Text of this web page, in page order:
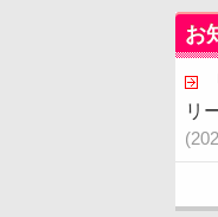
お
リ